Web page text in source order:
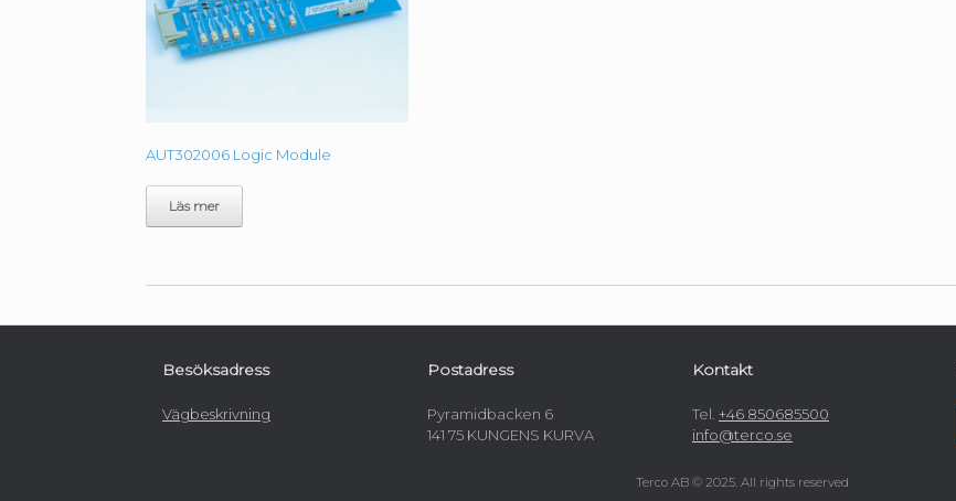
AUT302006 Logic Module
Läs mer
Besöksadress
Vägbeskrivning
Postadress
Pyramidbacken 6
141 75 KUNGENS KURVA
Kontakt
Tel. +46 850685500
info@terco.se
Terco AB © 2025. All rights reserved